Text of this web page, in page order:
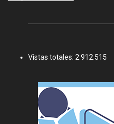
Vistas totales: 2.912.515